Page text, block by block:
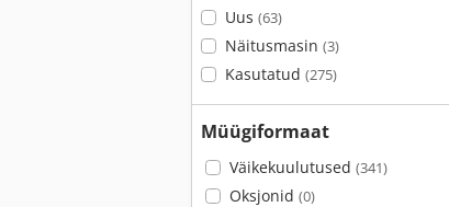
Uus (63)
Näitusmasin (3)
Kasutatud (275)
Müügiformaat
Väikekuulutused (341)
Oksjonid (0)